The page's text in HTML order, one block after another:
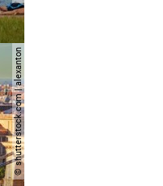
© shutterstock.com | alexanton